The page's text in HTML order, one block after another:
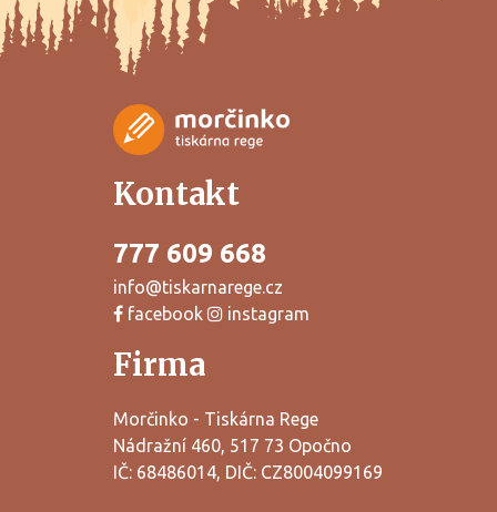
Kontakt
777 609 668
info@tiskarnarege.cz
facebook
instagram
Firma
Morčinko - Tiskárna Rege
Nádražní 460, 517 73 Opočno
IČ: 68486014, DIČ: CZ8004099169